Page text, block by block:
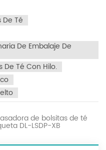
Té
De Embalaje De
De Té Con Hilo.
de bolsitas de té
DL-LSDP-XB